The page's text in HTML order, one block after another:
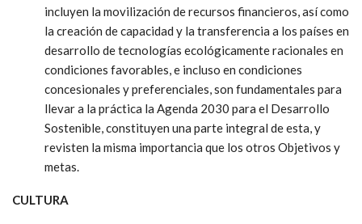
incluyen la movilización de recursos financieros, así como
la creación de capacidad y la transferencia a los países en
desarrollo de tecnologías ecológicamente racionales en
condiciones favorables, e incluso en condiciones
concesionales y preferenciales, son fundamentales para
llevar a la práctica la Agenda 2030 para el Desarrollo
Sostenible, constituyen una parte integral de esta, y
revisten la misma importancia que los otros Objetivos y
metas.
CULTURA